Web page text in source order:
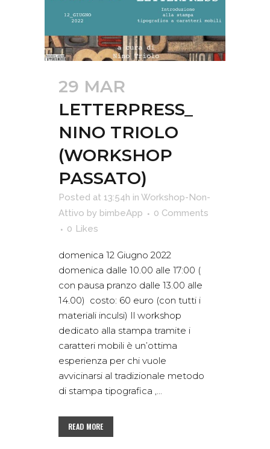
29 MAR
LETTERPRESS_
NINO TRIOLO
(WORKSHOP
PASSATO)
Posted at 13:54h in Workshop-Non-
Attivo by bimbeApp
0 Comments
0 Likes
domenica 12 Giugno 2022
domenica dalle 10.00 alle 17:00 (
con pausa pranzo dalle 13.00 alle
14.00) costo: 60 euro (con tutti i
materiali inculsi) Il workshop
dedicato alla stampa tramite i
caratteri mobili è un’ottima
esperienza per chi vuole
avvicinarsi al tradizionale metodo
di stampa tipografica ,...
READ MORE